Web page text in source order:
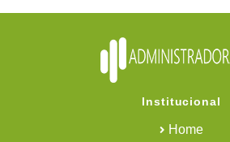
Institucional
Home